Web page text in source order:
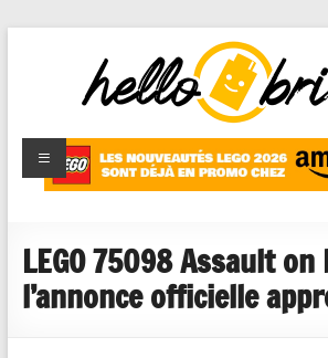
HelloBricks
Blog LEGO,
nouveaut�s
reviews
LEGO 75098 Assault
l’annonce officielle